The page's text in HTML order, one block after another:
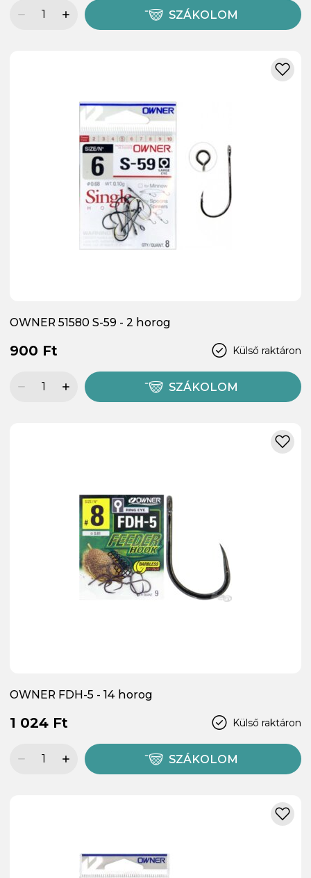
SZÁKOLOM
OWNER 51580 S-59 - 2 horog
Külső raktáron
900 Ft
SZÁKOLOM
OWNER FDH-5 - 14 horog
Külső raktáron
1 024 Ft
SZÁKOLOM